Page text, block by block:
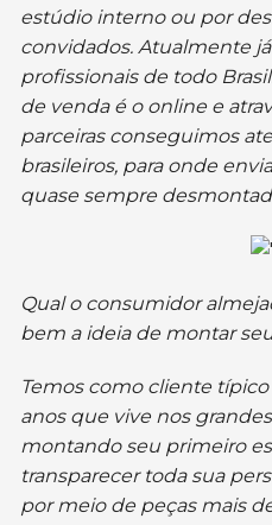
estúdio interno ou por
convidados. Atualmente
profissionais de todo
de venda é o online e
parceiras conseguimos
brasileiros, para onde
quase sempre
Qual o consumidor
bem a ideia de montar
Temos como cliente
anos que vive nos
montando seu primeiro
transparecer toda sua
por meio de peças mais